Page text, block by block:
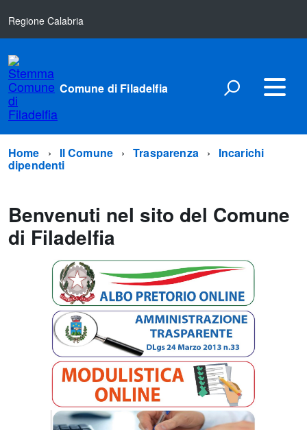
Regione Calabria
Comune di Filadelfia
Home Il Comune Trasparenza Incarichi
dipendenti
Benvenuti nel sito del Comune
di Filadelfia